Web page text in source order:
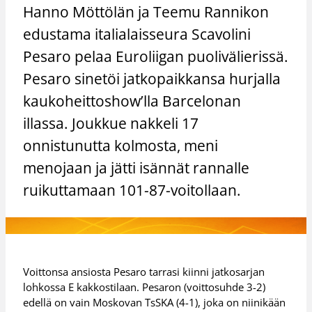
Hanno Möttölän ja Teemu Rannikon
edustama italialaisseura Scavolini
Pesaro pelaa Euroliigan puolivälierissä.
Pesaro sinetöi jatkopaikkansa hurjalla
kaukoheittoshow’lla Barcelonan
illassa. Joukkue nakkeli 17
onnistunutta kolmosta, meni
menojaan ja jätti isännät rannalle
ruikuttamaan 101-87-voitollaan.
Voittonsa ansiosta Pesaro tarrasi kiinni jatkosarjan
lohkossa E kakkostilaan. Pesaron (voittosuhde 3-2)
edellä on vain Moskovan TsSKA (4-1), joka on niinikään